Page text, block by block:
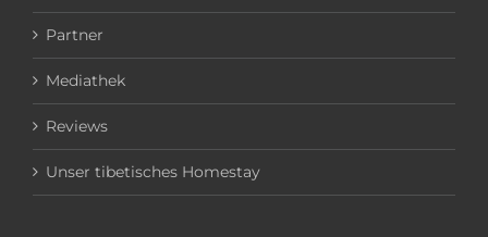
Partner
Mediathek
Reviews
Unser tibetisches Homestay